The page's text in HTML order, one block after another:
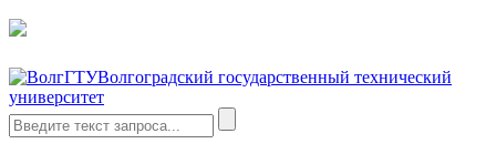
Волгоградский государственный технический
университет